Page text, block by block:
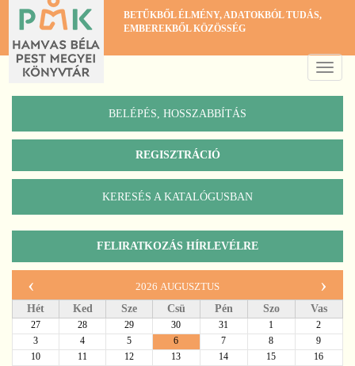
Ugrás
tartalomra
BETŰKBŐL ÉLMÉNY, ADATOKBÓL TUDÁS,
EMBEREKBŐL KÖZÖSSÉG
Toggle
BELÉPÉS, HOSSZABBÍTÁS
REGISZTRÁCIÓ
KatalógusKERESÉS A KATALÓGUSBAN
FELIRATKOZÁS HÍRLEVÉLRE
2026 augusztus
‹ ›
Hét Ked Sze Csü Pén Szo Vas
27 28 29 30 31 1
2
3
4 5 6 7 8
9
10
11 12 13 14 15
16